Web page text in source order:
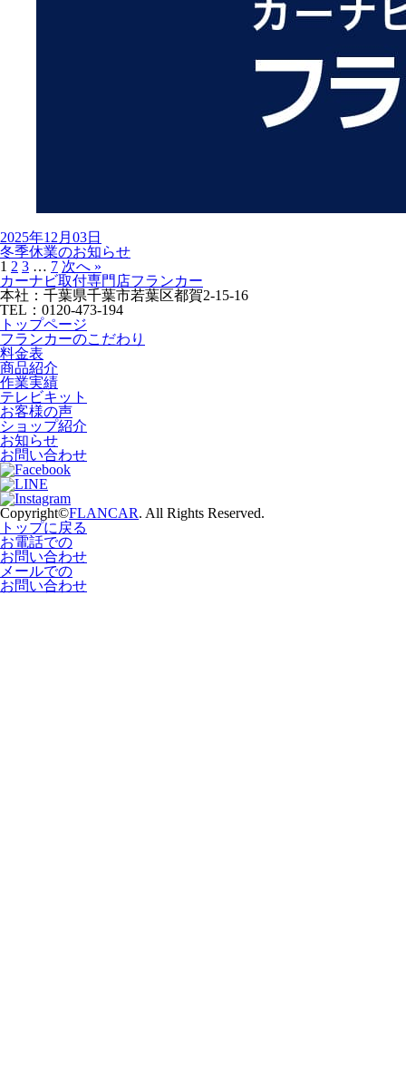
2025年12月03日
冬季休業のお知らせ
1 2 3 … 7 次へ »
カーナビ取付専⾨店フランカー
本社：千葉県千葉市若葉区都賀2-15-16
TEL：0120-473-194
トップページ
フランカーのこだわり
料金表
商品紹介
作業実績
テレビキット
お客様の声
ショップ紹介
お知らせ
お問い合わせ
Copyright©FLANCAR. All Rights Reserved.
トップに戻る
お電話での
お問い合わせ
メールでの
お問い合わせ